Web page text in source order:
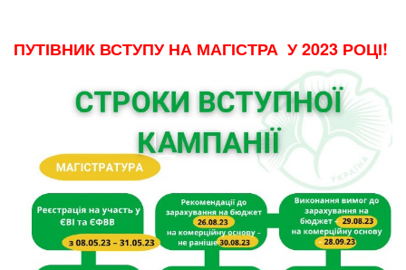
ПУТІВНИК ВСТУПУ НА МАГІСТРА У 2023 РОЦІ!